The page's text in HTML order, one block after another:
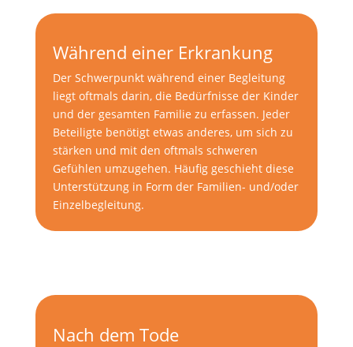
Während einer Erkrankung
Der Schwerpunkt während einer Begleitung
liegt oftmals darin, die Bedürfnisse der Kinder
und der gesamten Familie zu erfassen. Jeder
Beteiligte benötigt etwas anderes, um sich zu
stärken und mit den oftmals schweren
Gefühlen umzugehen. Häufig geschieht diese
Unterstützung in Form der Familien- und/oder
Einzelbegleitung.
Nach dem Tode